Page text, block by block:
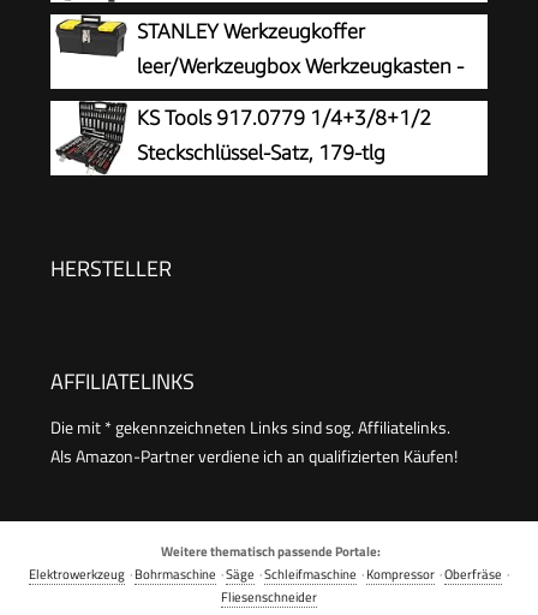
aus Chrom-Vanadium-Stahl - inkl.
Schraubendreher, Zangen, Hammer,
Wasserwaage, Stecknüsse & Bits | M29084
STANLEY Werkzeugkoffer
leer/Werkzeugbox Werkzeugkasten -
Werkzeugkiste (16 Zoll, mit herausnehmbarer
Ablage, zwei Organizern, Metallschließen,
Kunststffgroff) 1-92-065
KS Tools 917.0779 1/4+3/8+1/2
Steckschlüssel-Satz, 179-tlg
HERSTELLER
AFFILIATELINKS
Die mit * gekennzeichneten Links sind sog. Affiliatelinks.
Als Amazon-Partner verdiene ich an qualifizierten Käufen!
Weitere thematisch passende Portale:
Elektrowerkzeug ·Bohrmaschine ·Säge ·Schleifmaschine ·Kompressor ·Oberfräse ·
Fliesenschneider